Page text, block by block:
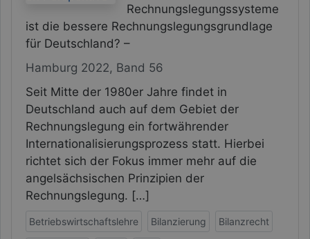
Rechnungslegungssysteme
ist die bessere Rechnungslegungsgrundlage
für Deutschland? –
Hamburg 2022, Band 56
Seit Mitte der 1980er Jahre findet in
Deutschland auch auf dem Gebiet der
Rechnungslegung ein fortwährender
Internationalisierungsprozess statt. Hierbei
richtet sich der Fokus immer mehr auf die
angelsächsischen Prinzipien der
Rechnungslegung. […]
Betriebswirtschaftslehre Bilanzierung Bilanzrecht